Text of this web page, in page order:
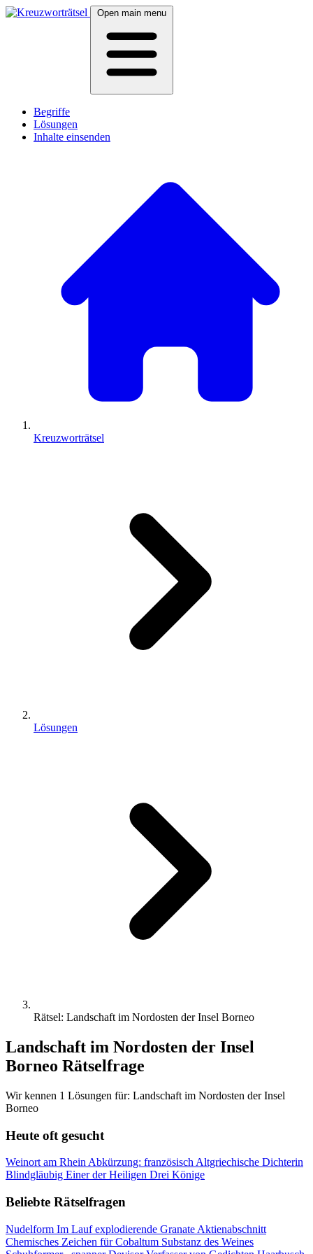
Open main menu
Begriffe
Lösungen
Inhalte einsenden
Kreuzworträtsel
Lösungen
Rätsel: Landschaft im Nordosten der Insel Borneo
Landschaft im Nordosten der Insel
Borneo Rätselfrage
Wir kennen 1 Lösungen für: Landschaft im Nordosten der Insel
Borneo
Heute oft gesucht
Weinort am Rhein Abkürzung: französisch Altgriechische Dichterin
Blindgläubig Einer der Heiligen Drei Könige
Beliebte Rätselfragen
Nudelform Im Lauf explodierende Granate Aktienabschnitt
Chemisches Zeichen für Cobaltum Substanz des Weines